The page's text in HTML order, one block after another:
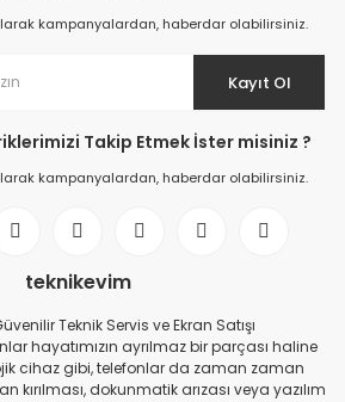
kampanyalardan, haberdar olabilirsiniz.
Kayıt Ol
Takip Etmek İster misiniz ?
kampanyalardan, haberdar olabilirsiniz.
teknikevim
Teknik Servis ve Ekran Satışı
hayatımızın ayrılmaz bir parçası haline
cihaz gibi, telefonlar da zaman zaman
kırılması, dokunmatik arızası veya yazılım